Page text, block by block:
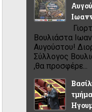
Βουλιάστα
Αυγούστου!
Σύλλογος
,θα προσφέρε...